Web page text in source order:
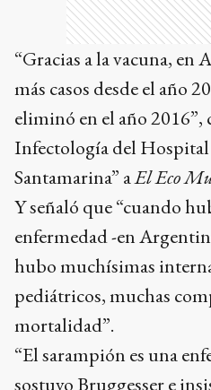
“Gracias a la vacuna, en
más casos desde el año
eliminó en el año 2016”,
Infectología del
Santamarina” aEl Eco
Y señaló que “cuando
enfermedad -en
hubo muchísimas
pediátricos, muchas
mortalidad”.
“El sarampión es una
sostuvo Bruggesser e